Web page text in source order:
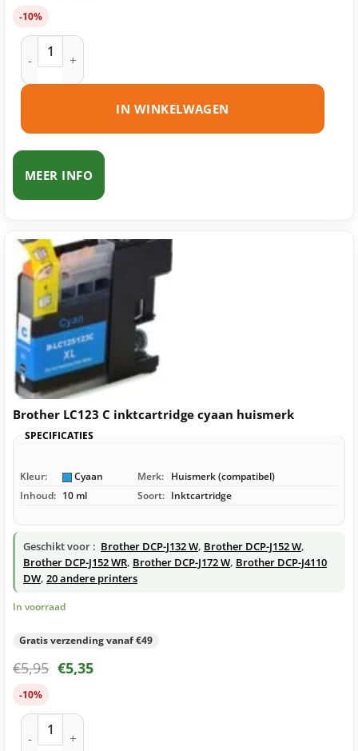
-10%
Brother LC123 BK inktcartridge zwart huismerk aantal
IN WINKELWAGEN
MEER INFO
Brother LC123 C inktcartridge cyaan huismerk
SPECIFICATIES
Kleur: Cyaan Merk: Huismerk (compatibel)
Inhoud: 10 ml Soort: Inktcartridge
Geschikt voor : Brother DCP-J132 W, Brother DCP-J152 W,
Brother DCP-J152 WR, Brother DCP-J172 W, Brother DCP-J4110
DW, 20 andere printers
In voorraad
Gratis verzending vanaf €49
€5,95 €5,35
-10%
Brother LC123 C inktcartridge cyaan huismerk aantal